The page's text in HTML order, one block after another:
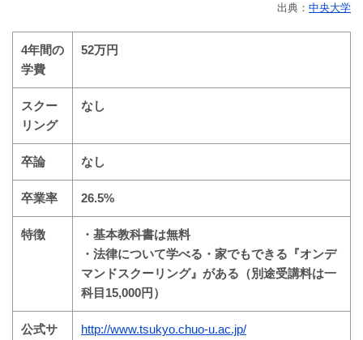
出典： 中央大学
4年間の
学費
52万円
スクー
リング
なし
卒論 なし
卒業率 26.5%
特徴
・基本教科書は無料
・法律について学べる・家でもできる『オンデ
マンドスクーリング』がある（別途受講料は一
科目15,000円）
公式サ
http://www.tsukyo.chuo-u.ac.jp/